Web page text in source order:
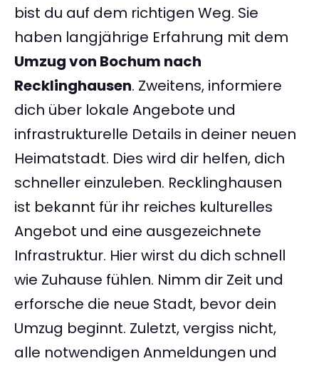
bist du auf dem richtigen Weg. Sie
haben langjährige Erfahrung mit dem
Umzug von Bochum nach
Recklinghausen. Zweitens, informiere
dich über lokale Angebote und
infrastrukturelle Details in deiner neuen
Heimatstadt. Dies wird dir helfen, dich
schneller einzuleben. Recklinghausen
ist bekannt für ihr reiches kulturelles
Angebot und eine ausgezeichnete
Infrastruktur. Hier wirst du dich schnell
wie Zuhause fühlen. Nimm dir Zeit und
erforsche die neue Stadt, bevor dein
Umzug beginnt. Zuletzt, vergiss nicht,
alle notwendigen Anmeldungen und